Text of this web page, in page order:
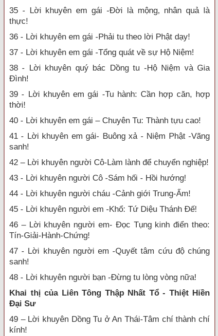
35 - Lời khuyên em gái -Đời là mộng, nhân quả là
thực!
36 - Lời khuyên em gái -Phải tu theo lời Phật dạy!
37 - Lời khuyên em gái -Tổng quát về sự Hộ Niệm!
38 - Lời khuyên quý bác Dồng tu -Hộ Niệm và Gia
Đình!
39 - Lời khuyên em gái -Tu hành: Cần hợp căn, hợp
thời!
40 - Lời khuyên em gái – Chuyên Tu: Thành tựu cao!
41 - Lời khuyên em gái- Buông xả - Niệm Phật -Vãng
sanh!
42 – Lời khuyên người Cô-Làm lành để chuyển nghiệp!
43 - Lời khuyên người Cô -Sám hối - Hồi hướng!
44 - Lời khuyên người cháu -Cảnh giới Trung-Ấm!
45 - Lời khuyên người em -Khổ: Tứ Diệu Thánh Đế!
46 – Lời khuyên người em- Đọc Tụng kinh điển theo:
Tín-Giải-Hành-Chứng!
47 - Lời khuyên người em -Quyết tâm cứu độ chúng
sanh!
48 - Lời khuyên người bạn -Đừng tu lòng vòng nữa!
Khai thị của Liên Tông Thập Nhất Tổ - Thiệt Hiền
Đại Sư
49 – Lời khuyên Dồng Tu ở An Thái-Tâm chí thành chí
kính!